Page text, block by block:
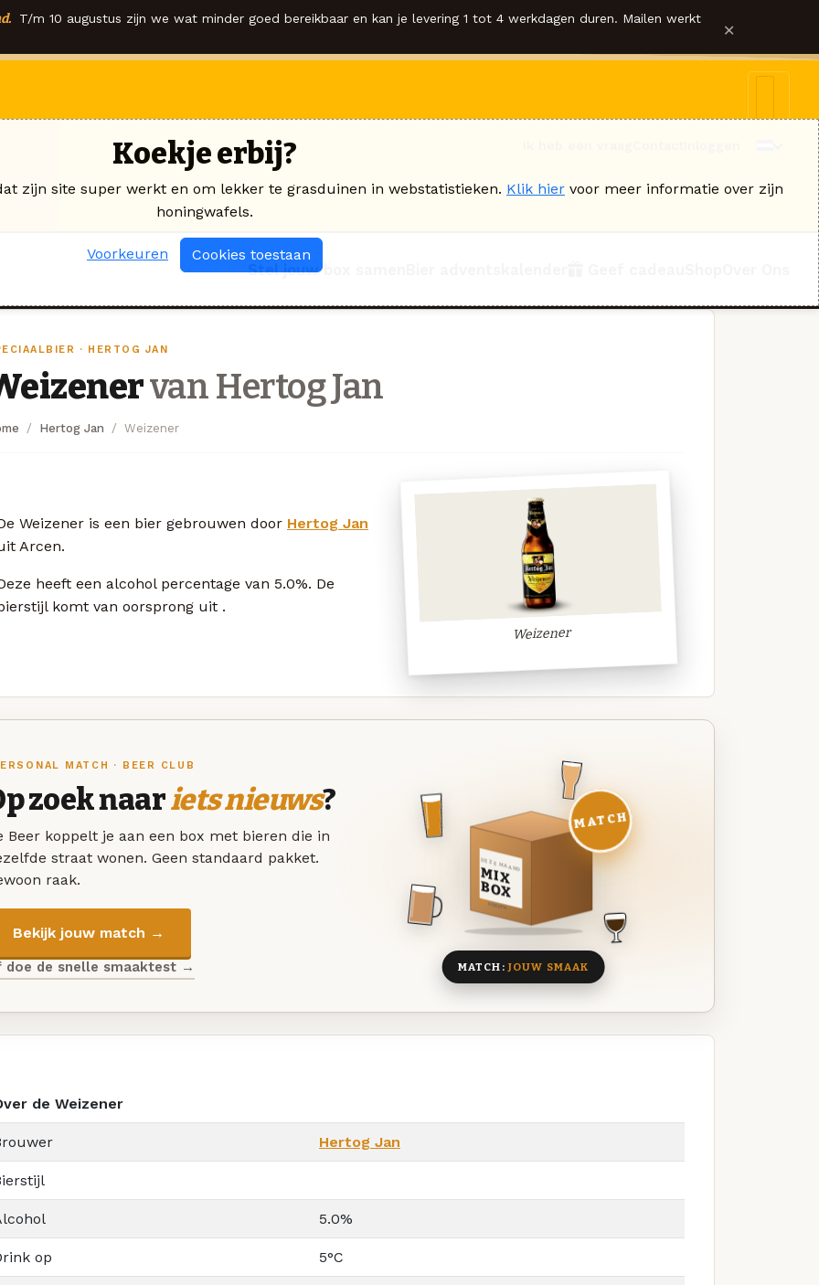
T/m 10 augustus zijn we wat minder goed bereikbaar en kan je levering 1 tot 4 werkdagen duren. Mailen werkt ×
Stel jouw box samen
· HERTOG JAN
van Hertog Jan
Hertog Jan Weizener
Weizener is een bier gebrouwen door Hertog Jan
Arcen.
heeft een alcohol percentage van 5.0%. De
komt van oorsprong uit .
Weizener
MATCH · BEER CLUB
zoek naariets nieuws?
Beer koppelt je aan een box met bieren die in
straat wonen. Geen standaard pakket.
raak.
Bekijk jouw match →
doe de snelle smaaktest →
DEZE MAAND
MIX
BOX
8 BIEREN
MATCH
MATCH: JOUW SMAAK
de Weizener
Hertog Jan
5.0%
op 5°C
Koekje erbij?
zijn site super werkt en om lekker te grasduinen in webstatistieken. Klik hier voor meer informatie over zijn
honingwafels.
Voorkeuren Cookies toestaan